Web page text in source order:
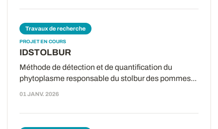
Travaux de recherche
PROJET EN COURS
IDSTOLBUR
Méthode de détection et de quantification du
phytoplasme responsable du stolbur des pommes...
01 JANV. 2026